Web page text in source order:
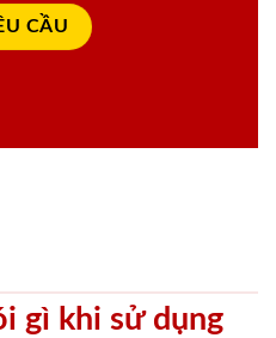
gì khi sử dụng